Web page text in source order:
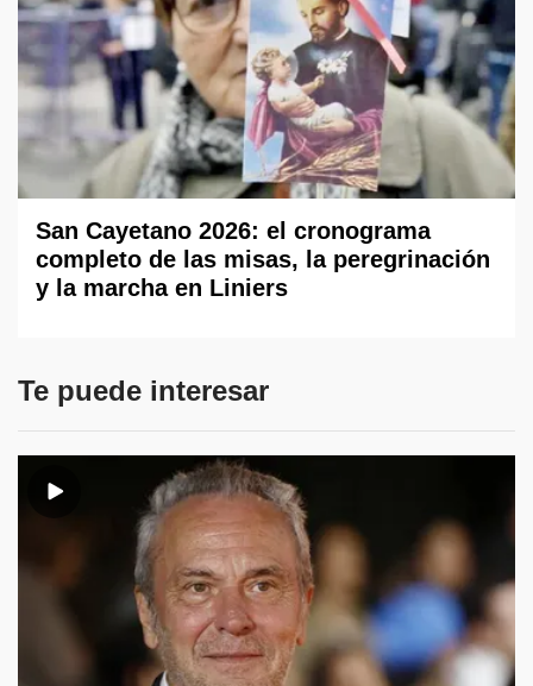
San Cayetano 2026: el cronograma
completo de las misas, la peregrinación
y la marcha en Liniers
Te puede interesar